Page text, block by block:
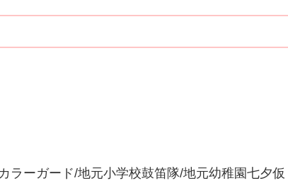
ラーガード/地元小学校鼓笛隊/地元幼稚園七夕仮